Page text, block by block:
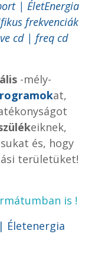
-mély-
at,
eiknek,
és, hogy
területüket!
is !